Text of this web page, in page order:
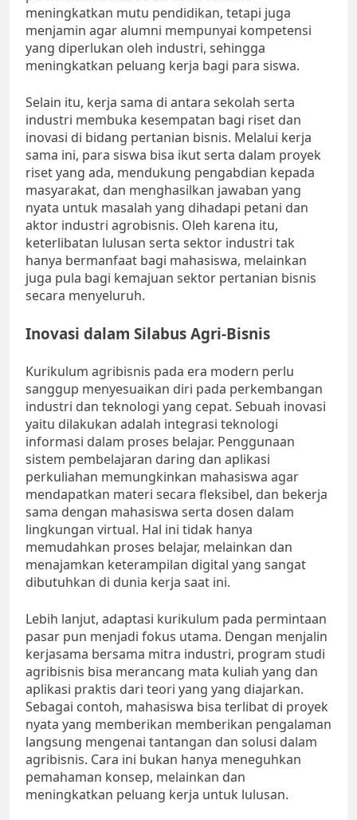
meningkatkan mutu pendidikan, tetapi juga
menjamin agar alumni mempunyai kompetensi
yang diperlukan oleh industri, sehingga
meningkatkan peluang kerja bagi para siswa.
Selain itu, kerja sama di antara sekolah serta
industri membuka kesempatan bagi riset dan
inovasi di bidang pertanian bisnis. Melalui kerja
sama ini, para siswa bisa ikut serta dalam proyek
riset yang ada, mendukung pengabdian kepada
masyarakat, dan menghasilkan jawaban yang
nyata untuk masalah yang dihadapi petani dan
aktor industri agrobisnis. Oleh karena itu,
keterlibatan lulusan serta sektor industri tak
hanya bermanfaat bagi mahasiswa, melainkan
juga pula bagi kemajuan sektor pertanian bisnis
secara menyeluruh.
Inovasi dalam Silabus Agri-Bisnis
Kurikulum agribisnis pada era modern perlu
sanggup menyesuaikan diri pada perkembangan
industri dan teknologi yang cepat. Sebuah inovasi
yaitu dilakukan adalah integrasi teknologi
informasi dalam proses belajar. Penggunaan
sistem pembelajaran daring dan aplikasi
perkuliahan memungkinkan mahasiswa agar
mendapatkan materi secara fleksibel, dan bekerja
sama dengan mahasiswa serta dosen dalam
lingkungan virtual. Hal ini tidak hanya
memudahkan proses belajar, melainkan dan
menajamkan keterampilan digital yang sangat
dibutuhkan di dunia kerja saat ini.
Lebih lanjut, adaptasi kurikulum pada permintaan
pasar pun menjadi fokus utama. Dengan menjalin
kerjasama bersama mitra industri, program studi
agribisnis bisa merancang mata kuliah yang dan
aplikasi praktis dari teori yang yang diajarkan.
Sebagai contoh, mahasiswa bisa terlibat di proyek
nyata yang memberikan memberikan pengalaman
langsung mengenai tantangan dan solusi dalam
agribisnis. Cara ini bukan hanya meneguhkan
pemahaman konsep, melainkan dan
meningkatkan peluang kerja untuk lulusan.